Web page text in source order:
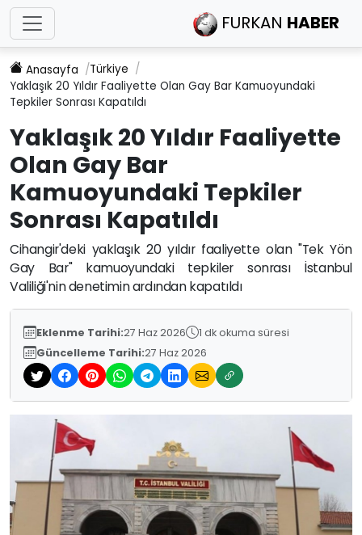
FURKAN HABER
Anasayfa
Türkiye
Yaklaşık 20 Yıldır Faaliyette Olan Gay Bar Kamuoyundaki
Tepkiler Sonrası Kapatıldı
Yaklaşık 20 Yıldır Faaliyette
Olan Gay Bar
Kamuoyundaki Tepkiler
Sonrası Kapatıldı
Cihangir'deki yaklaşık 20 yıldır faaliyette olan "Tek Yön
Gay Bar" kamuoyundaki tepkiler sonrası İstanbul
Valiliği'nin denetimin ardından kapatıldı
Eklenme Tarihi:27 Haz 2026
1 dk okuma süresi
Güncelleme Tarihi:27 Haz 2026